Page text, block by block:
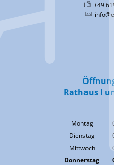
+49
Rathaus I
Montag
Dienstag
Mittwoch
Donnerstag